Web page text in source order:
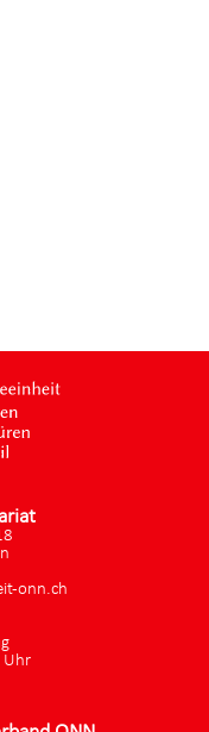
onn.ch
Uhr